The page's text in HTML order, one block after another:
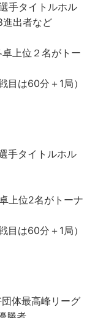
手タイトルホル
進出者など
上位２名がトー
目は60分＋1局）
手タイトルホル
上位2名がトーナ
目は60分＋1局）
体最高峰リーグ